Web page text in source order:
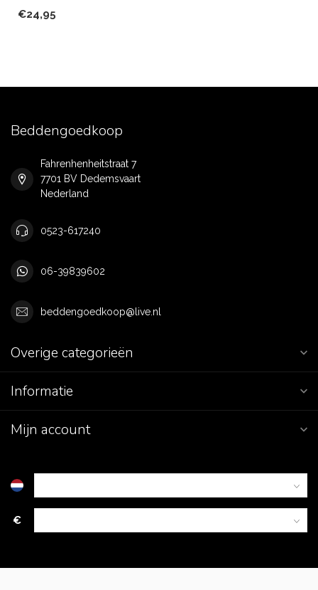
€24,95
Beddengoedkoop
Fahrenhenheitstraat 7
7701 BV Dedemsvaart
Nederland
0523-617240
06-39839602
beddengoedkoop@live.nl
Overige categorieën
Informatie
Mijn account
€